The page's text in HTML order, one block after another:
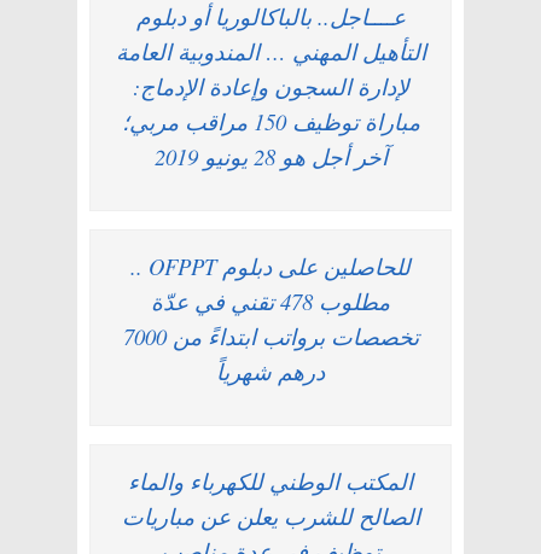
عــــاجل.. بالباكالوريا أو دبلوم
التأهيل المهني … المندوبية العامة
لإدارة السجون وإعادة الإدماج:
مباراة توظيف 150 مراقب مربي؛
آخر أجل هو 28 يونيو 2019
للحاصلين على دبلوم OFPPT ..
مطلوب 478 تقني في عدّة
تخصصات برواتب ابتداءً من 7000
درهم شهرياً
المكتب الوطني للكهرباء والماء
الصالح للشرب يعلن عن مباريات